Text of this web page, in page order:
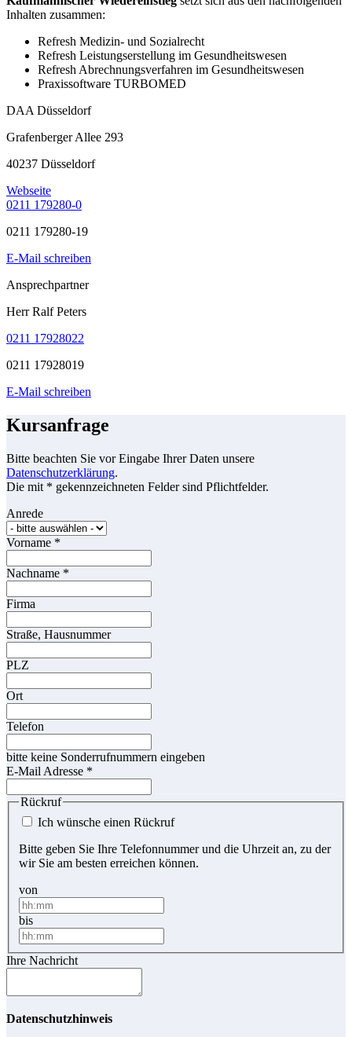
Inhalten zusammen:
Refresh Medizin- und Sozialrecht
Refresh Leistungserstellung im Gesundheitswesen
Refresh Abrechnungsverfahren im Gesundheitswesen
Praxissoftware TURBOMED
DAA Düsseldorf
Grafenberger Allee 293
40237 Düsseldorf
Webseite
0211 179280-0
0211 179280-19
E-Mail schreiben
Ansprechpartner
Herr Ralf Peters
0211 17928022
0211 17928019
E-Mail schreiben
Kursanfrage
Bitte beachten Sie vor Eingabe Ihrer Daten unsere
Datenschutzerklärung.
Die mit * gekennzeichneten Felder sind Pflichtfelder.
Anrede
Vorname *
Nachname *
Firma
Straße, Hausnummer
PLZ
Ort
Telefon
bitte keine Sonderrufnummern eingeben
E-Mail Adresse *
Rückruf
Ich wünsche einen Rückruf
Bitte geben Sie Ihre Telefonnummer und die Uhrzeit an, zu der
wir Sie am besten erreichen können.
von
bis
Ihre Nachricht
Datenschutzhinweis